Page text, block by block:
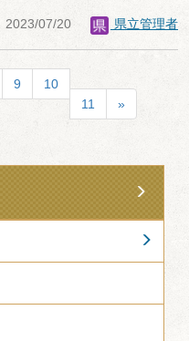
2023/07/20 県立管理者
9
10
11
»